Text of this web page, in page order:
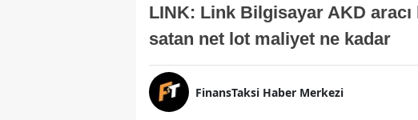
LINK: Link Bilgisayar AKD aracı
satan net lot maliyet ne kadar
FinansTaksi Haber Merkezi